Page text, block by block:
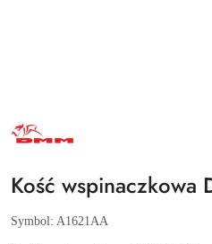
NAZWA
PRODUCENTA:
Kość wspinaczkowa
Symbol: A1621AA